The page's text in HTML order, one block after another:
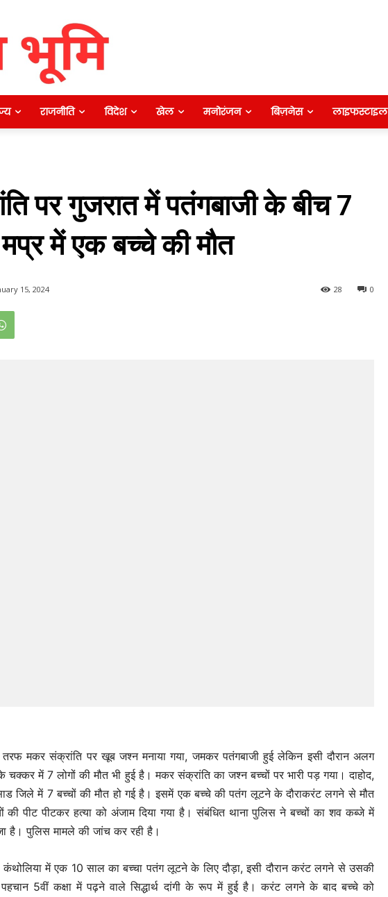
राजनीति विदेश खेल मनोरंजन बिज़नेस लाइफस्टाइल
पर गुजरात में पतंगबाजी के बीच 7
में एक बच्‍चे की मौत
15, 2024 0
28
मकर संक्रांति पर खूब जश्न मनाया गया, जमकर पतंगबाजी हुई लेकिन इसी दौरान अलग
चक्कर में 7 लोगों की मौत भी हुई है। मकर संक्रांति का जश्न बच्चों पर भारी पड़ गया। दाहोद,
जिले में 7 बच्चों की मौत हो गई है। इसमें एक बच्चे की पतंग लूटने के दौराकरंट लगने से मौत
की पीट पीटकर हत्या को अंजाम दिया गया है। संबंधित थाना पुलिस ने बच्चों का शव कब्जे में
है। पुलिस मामले की जांच कर रही है।
कंथोलिया में एक 10 साल का बच्चा पतंग लूटने के लिए दौड़ा, इसी दौरान करंट लगने से उसकी
5वीं कक्षा में पढ़ने वाले सिद्धार्थ दांगी के रूप में हुई है। करंट लगने के बाद बच्चे को